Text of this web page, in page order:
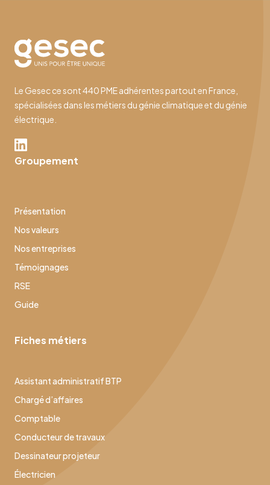
Le Gesec ce sont 440 PME adhérentes partout en France,
spécialisées dans les métiers du génie climatique et du génie
électrique.
Groupement
Présentation
Nos valeurs
Nos entreprises
Témoignages
RSE
Guide
Fiches métiers
Assistant administratif BTP
Chargé d’affaires
Comptable
Conducteur de travaux
Dessinateur projeteur
Électricien